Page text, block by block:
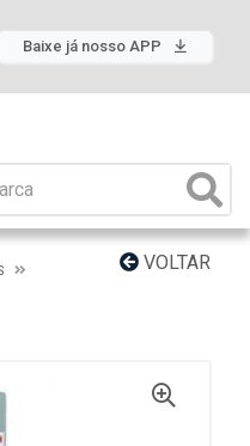
Baixe já nosso APP
VOLTAR